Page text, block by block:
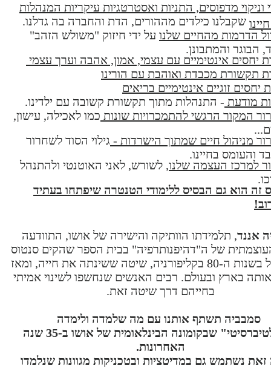
וניקוי מדפוסים, התניות ואסטרטגיות עיקריות המנהלות
שקבלנו כילדים מההורים, הדת והחברה בה גדלנו.
הדרמות מהחיים שלנו על ידי חיזוק "משולש הזהב"
הבוגר והמתבונן.
יחסים אינטימיים עם עצמי, אמון, אהבה וערך עצמי
תקשורת מכבדת ואוהבת עם הורינו
יחסים זוגיים אינטימיים בריאים
מודעת - התנהלות מתוך תקשורת קשובה עם ילדינו.
המקור הרגשי להתמכרויות שונות כמו לאכילה, עישון,
מניהול חיים שמתוך הישרדות - גילוי הסוד לשחרור
והעומס בחיינו.
למרכז העצמה שלנו, לשורש, לאני האוטנטי ולהתנהל
זה הוא גם הבסיס ללימודי הטנטרה שיפתחו בעתיד
אננד, תלמידתו הוותיקה והישירה של אושו, התוודעה
של ה"דהיפנותרפיה" בבית הספר שהקים סנטוס
ג'רו קבאל בשנות ה-80 בקליפורניה, שיטה ששינתה את חייה, ומאז
בארץ ובעולם. רבים האנשים שנחשפו לשינוי אמיתי
בחייהם דרך שיטה זאת.
סמבביה תשתף אותנו עם מה שלמדה ולימדה
ב"מולטיברסיטי" שבקומונה הבינלאומית של אושו ב-35 שנה
האחרונות.
נשתמש גם במדיטציות ובטכניקות מגוונות שנלמדו